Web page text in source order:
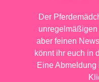
Der
aber feinen
könnt ihr euch in
Eine